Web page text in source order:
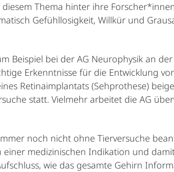
Thema hinter ihre
Gefühllosigkeit, Willkür und
Beispiel bei der AG Neurophysik an
Erkenntnisse für die Entwicklung
Retinaimplantats (Sehprothese)
statt. Vielmehr arbeitet die AG
noch nicht ohne Tierversuche
medizinischen Indikation und
wie das gesamte Gehirn